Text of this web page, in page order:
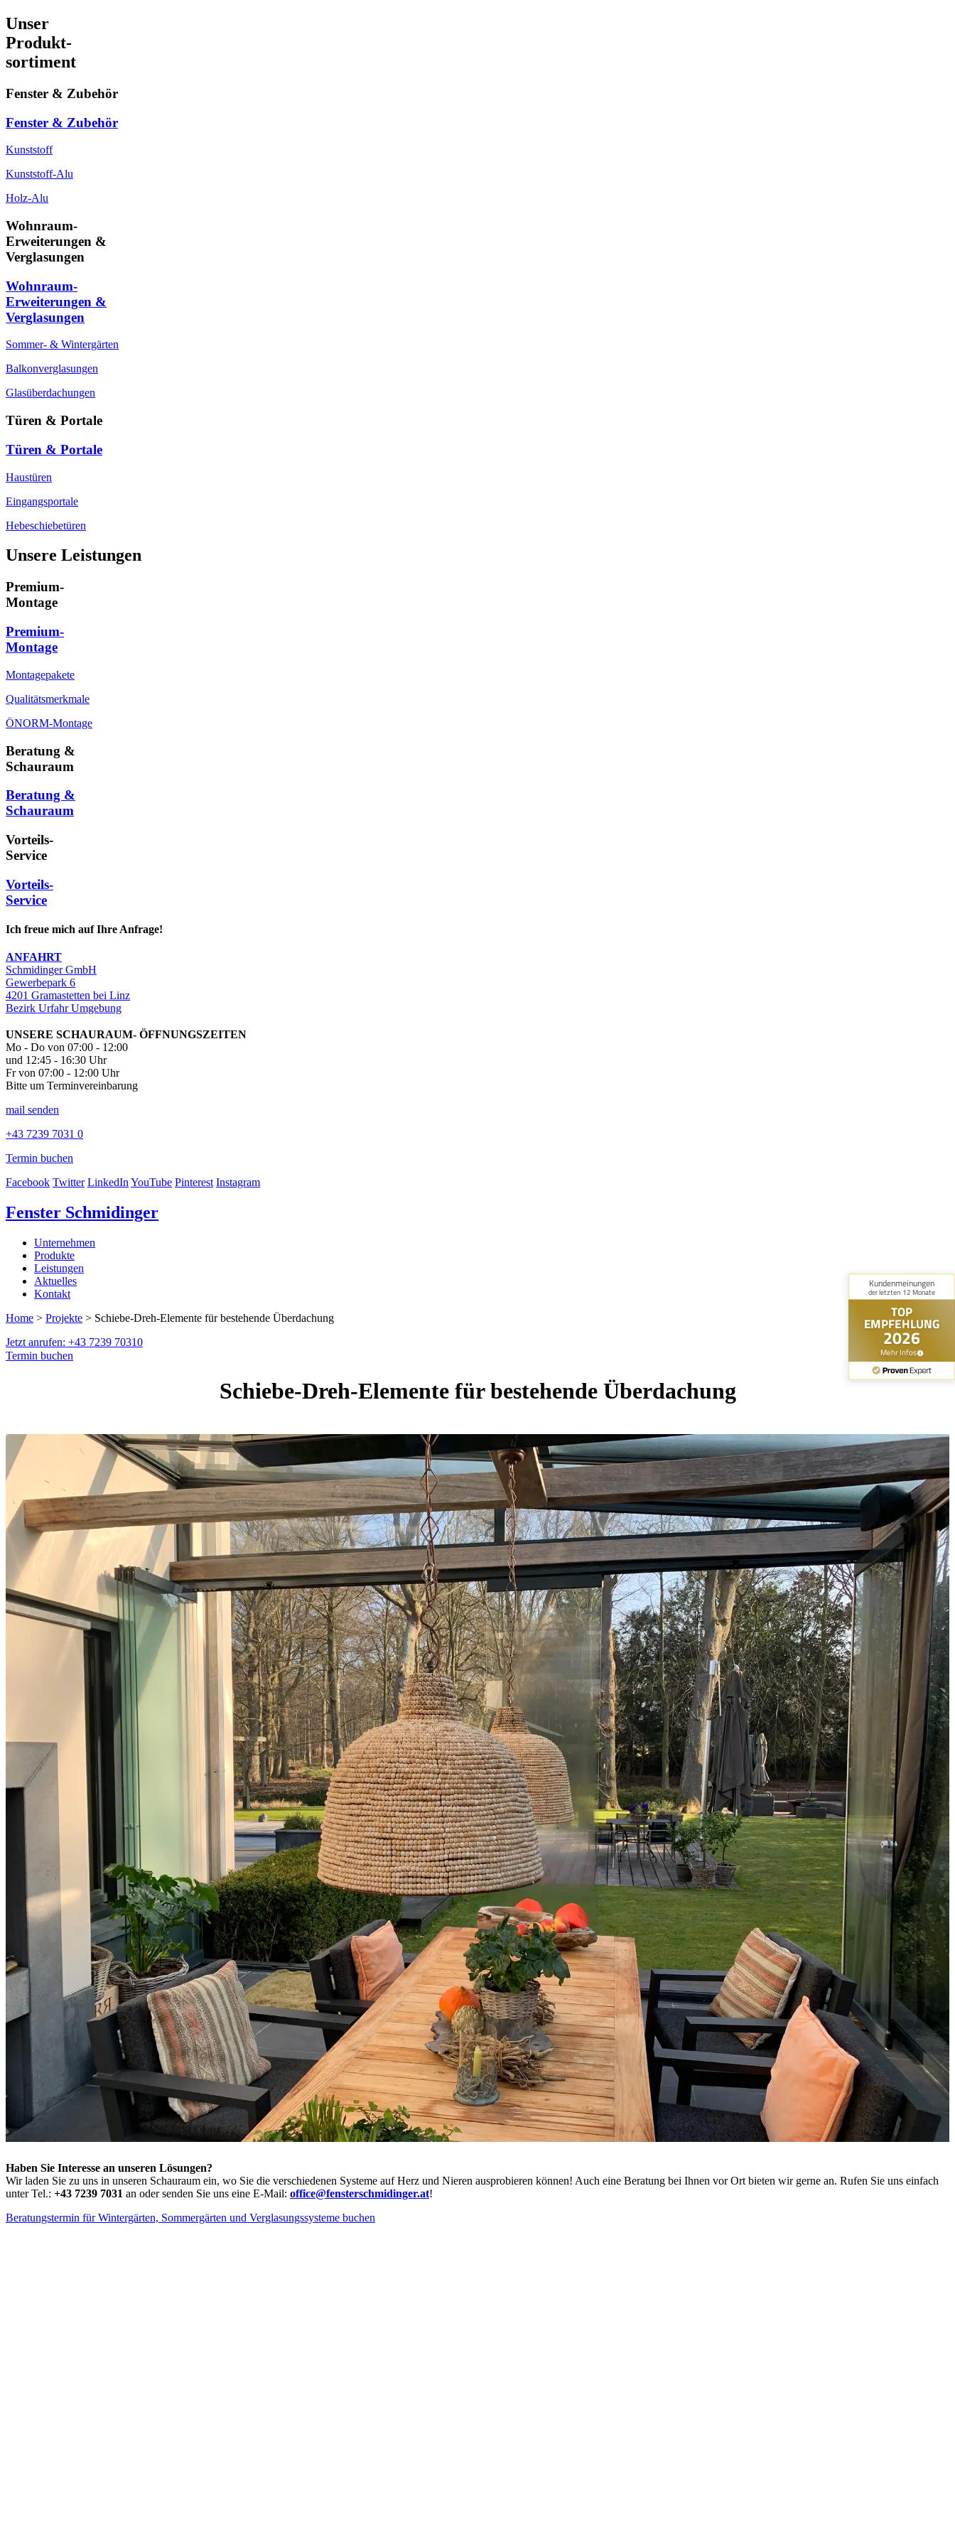
Unser
Produkt-
sortiment
Fenster & Zubehör
Fenster & Zubehör
Kunststoff
Kunststoff-Alu
Holz-Alu
Wohnraum-
Erweiterungen &
Verglasungen
Wohnraum-
Erweiterungen &
Verglasungen
Sommer- & Wintergärten
Balkonverglasungen
Glasüberdachungen
Türen & Portale
Türen & Portale
Haustüren
Eingangsportale
Hebeschiebetüren
Unsere Leistungen
Premium-
Montage
Premium-
Montage
Montagepakete
Qualitätsmerkmale
ÖNORM-Montage
Beratung &
Schauraum
Beratung &
Schauraum
Vorteils-
Service
Vorteils-
Service
Ich freue mich auf Ihre Anfrage!
ANFAHRT
Schmidinger GmbH
Gewerbepark 6
4201 Gramastetten bei Linz
Bezirk Urfahr Umgebung
UNSERE SCHAURAUM- ÖFFNUNGSZEITEN
Mo - Do von 07:00 - 12:00
und 12:45 - 16:30 Uhr
Fr von 07:00 - 12:00 Uhr
Bitte um Terminvereinbarung
mail senden
+43 7239 7031 0
Termin buchen
Facebook Twitter LinkedInYouTube Pinterest Instagram
Fenster Schmidinger
Unternehmen
Produkte
Leistungen
Aktuelles
Kontakt
Home > Projekte > Schiebe-Dreh-Elemente für bestehende Überdachung
Jetzt anrufen: +43 7239 70310
Termin buchen
Schiebe-Dreh-Elemente für bestehende Überdachung
Haben Sie Interesse an unseren Lösungen?
Wir laden Sie zu uns in unseren Schauraum ein, wo Sie die verschiedenen Systeme auf Herz und Nieren ausprobieren können! Auch eine Beratung bei Ihnen vor Ort bieten wir gerne an. Rufen Sie uns einfach
unter Tel.: +43 7239 7031 an oder senden Sie uns eine E-Mail: office@fensterschmidinger.at!
Beratungstermin für Wintergärten, Sommergärten und Verglasungssysteme buchen